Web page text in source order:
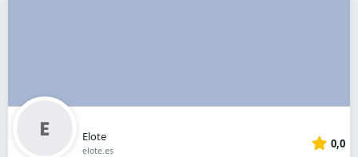
Elote
elote.es 0,0